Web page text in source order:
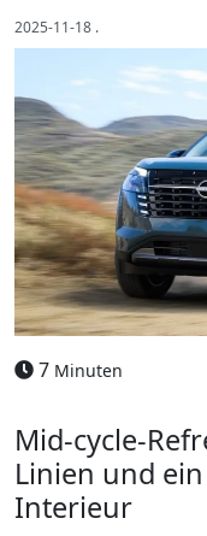
2025-11-18 .
7 Minuten
Mid-cycle-
Linien und
Interieur